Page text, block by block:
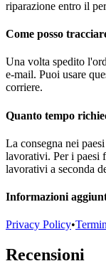
riparazione entro il
Come posso
Una volta spedito
e-mail. Puoi usare
corriere.
Quanto tempo
La consegna nei
lavorativi. Per i paesi
lavorativi a seconda
Informazioni
Privacy Policy•
Recensioni